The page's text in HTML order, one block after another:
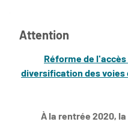
Attention
Réforme de
diversification des voies
À la rentrée 2020, la